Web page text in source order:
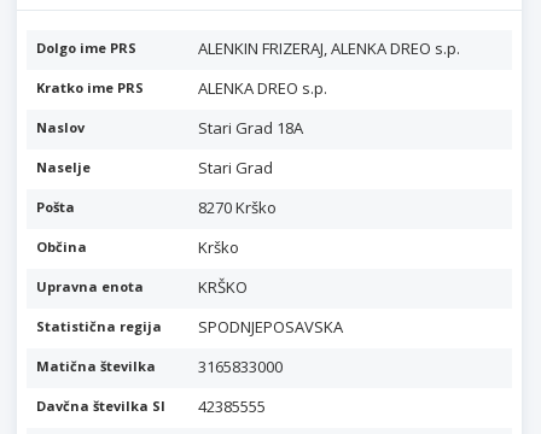
Dolgo ime PRS ALENKIN FRIZERAJ, ALENKA DREO s.p.
Kratko ime PRS ALENKA DREO s.p.
Naslov Stari Grad 18A
Naselje Stari Grad
Pošta 8270 Krško
Občina Krško
Upravna enota KRŠKO
Statistična regija SPODNJEPOSAVSKA
Matična številka 3165833000
Davčna številka SI 42385555